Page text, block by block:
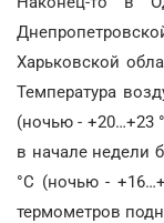
Харьковской
Температура
(ночью - +20…+23
в начале недели
°С (ночью -
термометров